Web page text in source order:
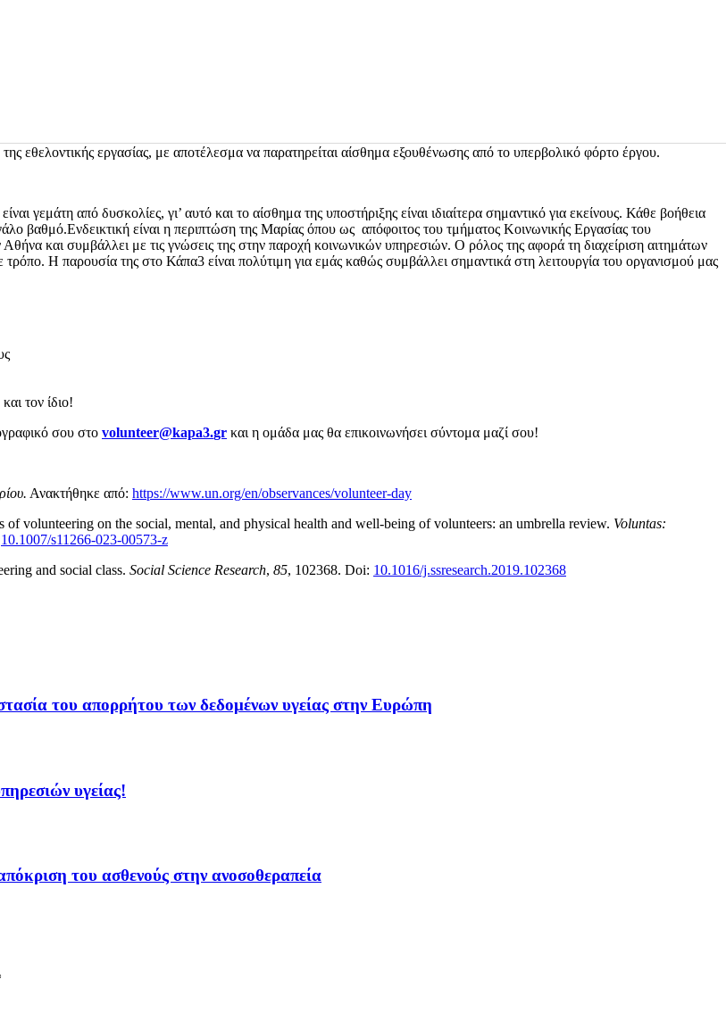
μειώνει τα επίπεδα
εθελοντικής εργασίας, με αποτέλεσμα να παρατηρείται αίσθημα εξουθένωσης από το υπερβολικό φόρτο έργου.
γεμάτη από δυσκολίες, γι’ αυτό και το αίσθημα της υποστήριξης είναι ιδιαίτερα σημαντικό για εκείνους. Κάθε βοήθεια
βαθμό.Ενδεικτική είναι η περιπτώση της Μαρίας όπου ως απόφοιτος του τμήματος Κοινωνικής Εργασίας του
και συμβάλλει με τις γνώσεις της στην παροχή κοινωνικών υπηρεσιών. Ο ρόλος της αφορά τη διαχείριση αιτημάτων
Η παρουσία της στο Κάπα3 είναι πολύτιμη για εμάς καθώς συμβάλλει σημαντικά στη λειτουργία του οργανισμού μας
τον ίδιο!
σου στο volunteer@kapa3.gr και η ομάδα μας θα επικοινωνήσει σύντομα μαζί σου!
Ανακτήθηκε από: https://www.un.org/en/observances/volunteer-day
volunteering on the social, mental, and physical health and well-being of volunteers: an umbrella review. Voluntas:
10.1007/s11266-023-00573-z
and social class. Social Science Research, 85, 102368. Doi: 10.1016/j.ssresearch.2019.102368
του απορρήτου των δεδομένων υγείας στην Ευρώπη
υγείας!
του ασθενούς στην ανοσοθεραπεία